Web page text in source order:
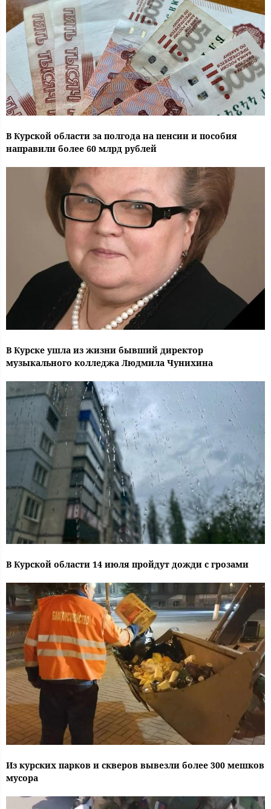
В Курской области за полгода на пенсии и пособия
направили более 60 млрд рублей
В Курске ушла из жизни бывший директор
музыкального колледжа Людмила Чунихина
В Курской области 14 июля пройдут дожди с грозами
Из курских парков и скверов вывезли более 300 мешков
мусора